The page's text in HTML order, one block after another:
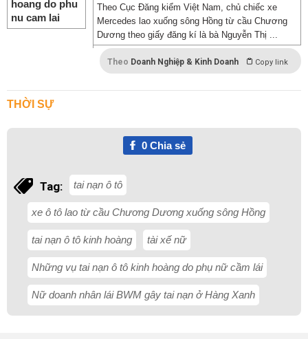
Theo Cục Đăng kiểm Việt Nam, chủ chiếc xe
Mercedes lao xuống sông Hồng từ cầu Chương
Dương theo giấy đăng kí là bà Nguyễn Thị ...
Theo Doanh Nghiệp & Kinh Doanh Copy link
THỜI SỰ
0Chia sẻ
Tag: tai nạn ô tô
xe ô tô lao từ cầu Chương Dương xuống sông Hồng
tai nạn ô tô kinh hoàng tài xế nữ
Những vụ tai nạn ô tô kinh hoàng do phụ nữ cầm lái
Nữ doanh nhân lái BWM gây tai nạn ở Hàng Xanh